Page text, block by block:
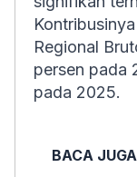
Regional
persen pada
pada 2025.
BACA JUGA